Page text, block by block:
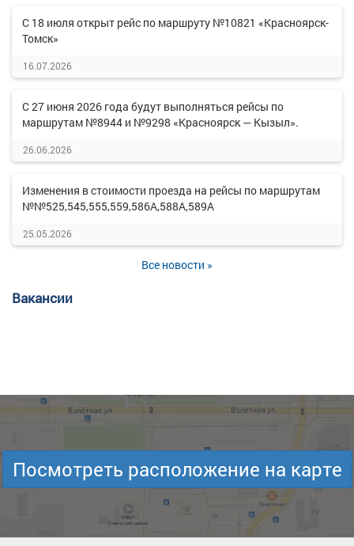
С 18 июля открыт рейс по маршруту №10821 «Красноярск-
Томск»
16.07.2026
С 27 июня 2026 года будут выполняться рейсы по
маршрутам №8944 и №9298 «Красноярск — Кызыл».
26.06.2026
Изменения в стоимости проезда на рейсы по маршрутам
№№525,545,555,559,586А,588А,589А
25.05.2026
Все новости »
Вакансии
Посмотреть расположение на карте